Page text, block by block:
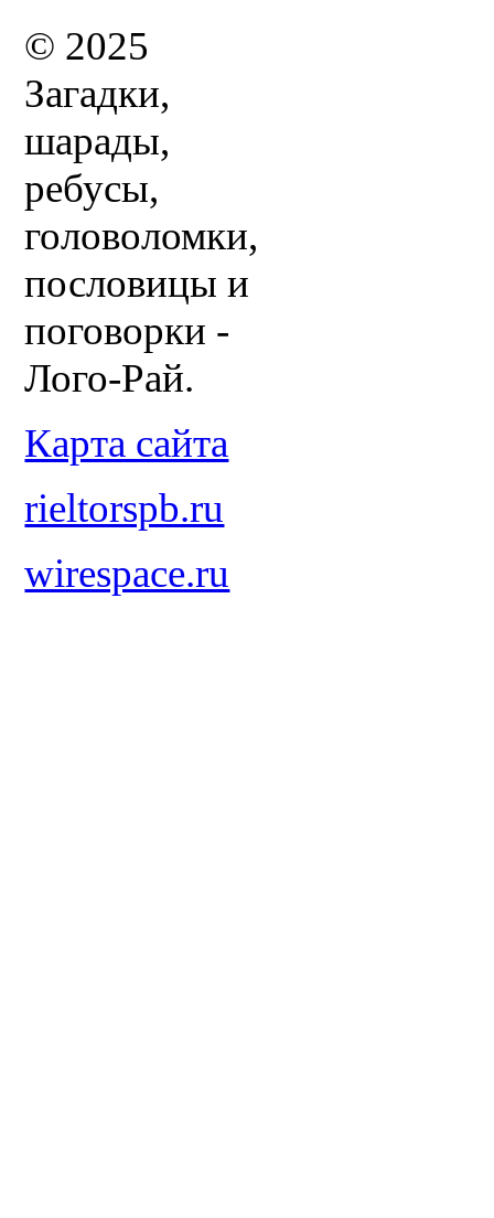
© 2025
Загадки,
шарады,
ребусы,
головоломки,
пословицы и
поговорки -
Лого-Рай.
Карта сайта
rieltorspb.ru
wirespace.ru